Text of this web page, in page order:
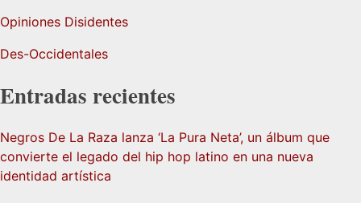
Opiniones Disidentes
Des-Occidentales
Entradas recientes
Negros De La Raza lanza ‘La Pura Neta’, un álbum que
convierte el legado del hip hop latino en una nueva
identidad artística